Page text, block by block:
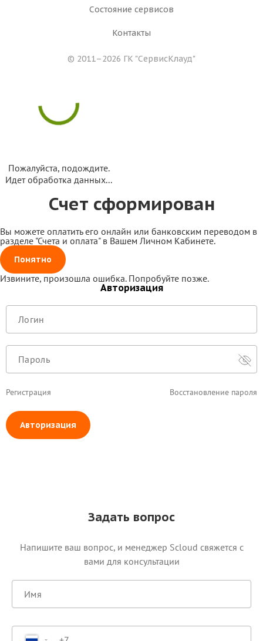
Состояние сервисов
Контакты
© 2011–2026 ГК "СервисКлауд"
Пожалуйста, подождите.
Идет обработка данных...
Счет сформирован
Вы можете оплатить его онлайн или банковским переводом в
разделе "Счета и оплата" в Вашем Личном Кабинете.
Понятно
Извините, произошла ошибка. Попробуйте позже.
Авторизация
Регистрация Восстановление пароля
Авторизация
Задать вопрос
Напишите ваш вопрос, и менеджер Scloud свяжется c
вами для консультации